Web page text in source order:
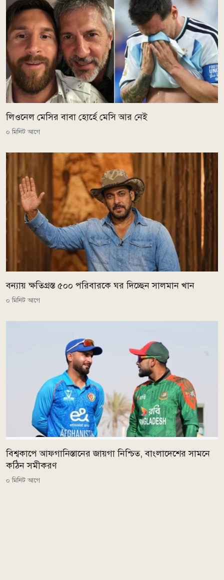
লিওনেল মেসির বাবা হোর্হে মেসি আর নেই
০ মিনিট আগে
বন্যায় ক্ষতিগ্রস্ত ৫০০ পরিবারকে ঘর দিচ্ছেন সালমান খান
০ মিনিট আগে
বিশ্বকাপে আফগানিস্তানের জায়গা নিশ্চিত, বাংলাদেশের সামনে
কঠিন সমীকরণ
০ মিনিট আগে